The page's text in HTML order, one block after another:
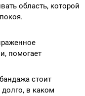
область, которой
помогает
стоит
в каком